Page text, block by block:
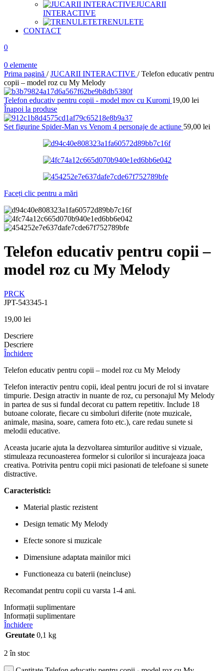
JUCARII
INTERACTIVE
TRENULETE
CONTACT
0
0 elemente
Prima pagină / JUCARII INTERACTIVE / Telefon educativ pentru
copii – model roz cu My Melody
Telefon educativ pentru copii - model mov cu Kuromi 19,00 lei
Înapoi la produse
Set figurine Spider-Man vs Venom 4 personaje de actiune 59,00 lei
Faceți clic pentru a mări
Telefon educativ pentru copii –
model roz cu My Melody
PRCK
JPT-543345-1
19,00 lei
Descriere
Descriere
Închidere
Telefon educativ pentru copii – model roz cu My Melody
Telefon interactiv pentru copii, ideal pentru jocuri de rol si invatare
timpurie. Design atractiv in nuante de roz, cu personajul My Melody
in partea de sus si fundal decorat cu pattern repetitiv. Include 18
butoane colorate, fiecare cu simboluri diferite (note muzicale,
animale, masina, soare, camera foto etc.), care redau sunete si
melodii educative.
Aceasta jucarie ajuta la dezvoltarea simturilor auditive si vizuale,
stimuleaza recunoasterea formelor si culorilor si incurajeaza joaca
creativa. Potrivita pentru copii mici pasionati de telefoane si sunete
distractive.
Caracteristici:
Material plastic rezistent
Design tematic My Melody
Efecte sonore si muzicale
Dimensiune adaptata mainilor mici
Functioneaza cu baterii (neincluse)
Recomandat pentru copii cu varsta 1-4 ani.
Informații suplimentare
Informații suplimentare
Închidere
Greutate 0,1 kg
2 în stoc